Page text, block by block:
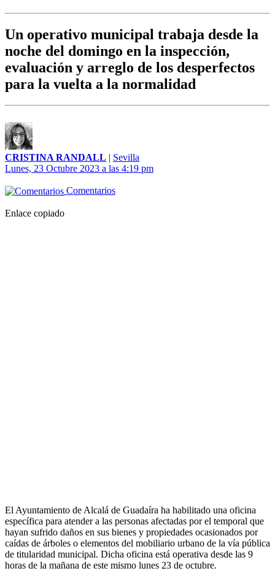
Un operativo municipal trabaja desde la
noche del domingo en la inspección,
evaluación y arreglo de los desperfectos
para la vuelta a la normalidad
CRISTINA RANDALL | Sevilla
Lunes, 23 Octubre 2023 a las 4:19 pm
Comentarios
Enlace copiado
El Ayuntamiento de Alcalá de Guadaíra ha habilitado una oficina
específica para atender a las personas afectadas por el temporal que
hayan sufrido daños en sus bienes y propiedades ocasionados por
caídas de árboles o elementos del mobiliario urbano de la vía pública
de titularidad municipal. Dicha oficina está operativa desde las 9
horas de la mañana de este mismo lunes 23 de octubre.